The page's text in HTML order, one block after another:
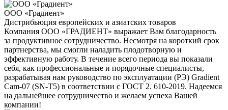
ООО «Градиент»
Дистрибьюция европейских и азиатских товаров
Компания ООО «ГРАДИЕНТ» выражает Вам благодарность
за продуктивное сотрудничество. Несмотря на короткий срок
партнерства, мы смогли наладить плодотворную и
эффективную работу. В течение всего периода вы показали
себя, как профессиональные и порядочные специалисты,
разрабатывая нам руководство по эксплуатации (РЭ) Gradient
Cam-07 (SN-T5) в соответствии с ГОСТ 2. 610-2019. Надеемся
на дальнейшее сотрудничество и желаем успеха Вашей
компании!